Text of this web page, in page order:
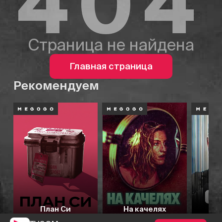
Страница не найдена
Главная страница
Рекомендуем
План Си На качелях